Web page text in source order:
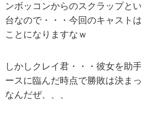
ンボッコンからのスクラップと
台なので・・・今回のキャスト
ことになりますなｗ
しかしクレイ君・・・彼女を助
ースに臨んだ時点で勝敗は決ま
なんだぜ、、、